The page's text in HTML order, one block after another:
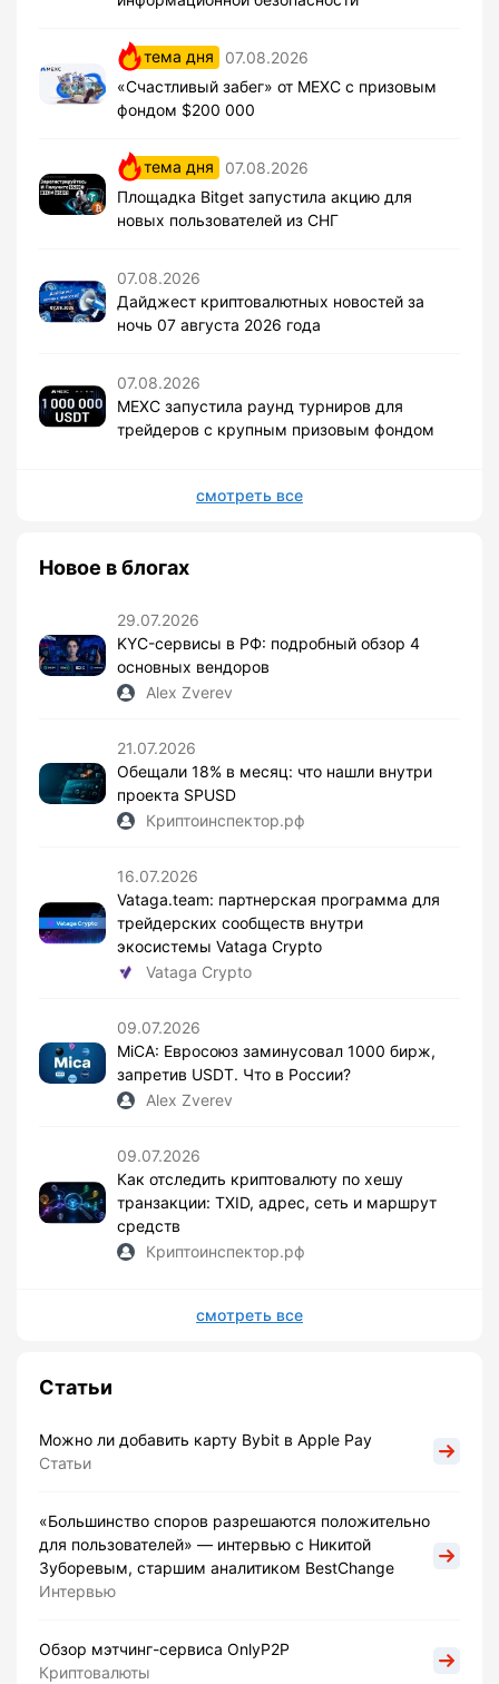
тема дня
07.08.2026
«Счастливый забег» от MEXC с призовым
фондом $200 000
тема дня
07.08.2026
Площадка Bitget запустила акцию для
новых пользователей из СНГ
07.08.2026
Дайджест криптовалютных новостей за
ночь 07 августа 2026 года
07.08.2026
MEXC запустила раунд турниров для
трейдеров с крупным призовым фондом
смотреть все
Новое в блогах
29.07.2026
KYC-сервисы в РФ: подробный обзор 4
основных вендоров
Alex Zverev
21.07.2026
Обещали 18% в месяц: что нашли внутри
проекта SPUSD
Криптоинспектор.рф
16.07.2026
Vataga.team: партнерская программа для
трейдерских сообществ внутри
экосистемы Vataga Crypto
Vataga Crypto
09.07.2026
MiCA: Евросоюз заминусовал 1000 бирж,
запретив USDT. Что в России?
Alex Zverev
09.07.2026
Как отследить криптовалюту по хешу
транзакции: TXID, адрес, сеть и маршрут
средств
Криптоинспектор.рф
смотреть все
Статьи
Можно ли добавить карту Bybit в Apple Pay
Статьи
«Большинство споров разрешаются положительно
для пользователей» — интервью с Никитой
Зуборевым, старшим аналитиком BestChange
Интервью
Обзор мэтчинг-сервиса OnlyP2P
Криптовалюты